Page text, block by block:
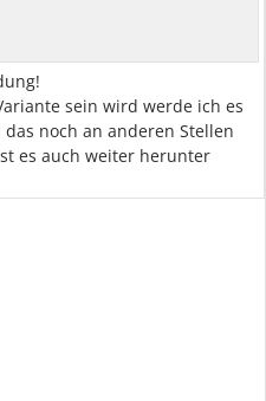
sein wird werde ich es
noch an anderen Stellen
es auch weiter herunter